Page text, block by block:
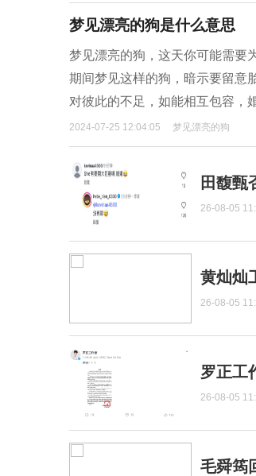
梦见漂亮的狗是什么意思
梦见漂亮的狗，这天你可能需要
期间梦见这样的狗，暗示要留意
对彼此的不足，如能相互包容，
2024-07-25 12:04:05 梦见漂亮的狗
田馥甄
26-08-05
黄灿灿
26-08-05
罗正工
26-08-05
毛舜筠